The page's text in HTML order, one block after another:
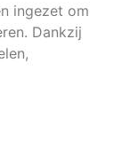
ingezet om
Dankzij